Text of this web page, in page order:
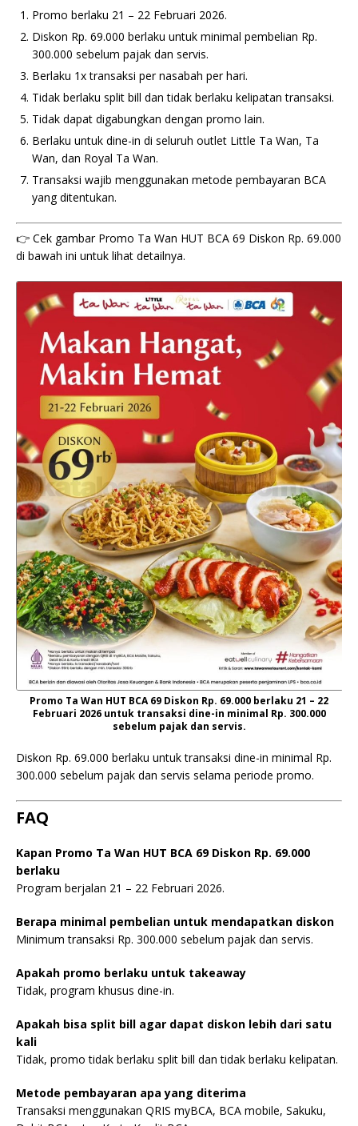
Promo berlaku 21 – 22 Februari 2026.
Diskon Rp. 69.000 berlaku untuk minimal pembelian Rp.
300.000 sebelum pajak dan servis.
Berlaku 1x transaksi per nasabah per hari.
Tidak berlaku split bill dan tidak berlaku kelipatan transaksi.
Tidak dapat digabungkan dengan promo lain.
Berlaku untuk dine-in di seluruh outlet Little Ta Wan, Ta
Wan, dan Royal Ta Wan.
Transaksi wajib menggunakan metode pembayaran BCA
yang ditentukan.
👉 Cek gambar Promo Ta Wan HUT BCA 69 Diskon Rp. 69.000
di bawah ini untuk lihat detailnya.
Promo Ta Wan HUT BCA 69 Diskon Rp. 69.000 berlaku 21 – 22
Februari 2026 untuk transaksi dine-in minimal Rp. 300.000
sebelum pajak dan servis.
Diskon Rp. 69.000 berlaku untuk transaksi dine-in minimal Rp.
300.000 sebelum pajak dan servis selama periode promo.
FAQ
Kapan Promo Ta Wan HUT BCA 69 Diskon Rp. 69.000
berlaku
Program berjalan 21 – 22 Februari 2026.
Berapa minimal pembelian untuk mendapatkan diskon
Minimum transaksi Rp. 300.000 sebelum pajak dan servis.
Apakah promo berlaku untuk takeaway
Tidak, program khusus dine-in.
Apakah bisa split bill agar dapat diskon lebih dari satu
kali
Tidak, promo tidak berlaku split bill dan tidak berlaku kelipatan.
Metode pembayaran apa yang diterima
Transaksi menggunakan QRIS myBCA, BCA mobile, Sakuku,